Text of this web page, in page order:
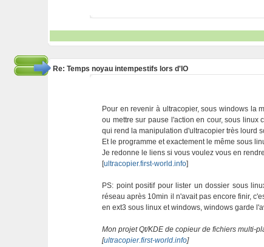
Re: Temps noyau intempestifs lors d'IO
Pour en revenir à ultracopier, sous windows la
ou mettre sur pause l'action en cour, sous linux
qui rend la manipulation d'ultracopier très lourd
Et le programme et exactement le même sous
Je redonne le liens si vous voulez vous en
[ultracopier.first-world.info]
PS: point positif pour lister un dossier sous
réseau après 10min il n'avait pas encore finir,
en ext3 sous linux et windows, windows garde
Mon projet Qt/KDE de copieur de fichiers multi-
[ultracopier.first-world.info]